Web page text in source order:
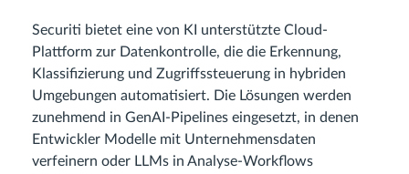
Securiti bietet eine von KI unterstützte Cloud-
Plattform zur Datenkontrolle, die die Erkennung,
Klassifizierung und Zugriffssteuerung in hybriden
Umgebungen automatisiert. Die Lösungen werden
zunehmend in GenAI-Pipelines eingesetzt, in denen
Entwickler Modelle mit Unternehmensdaten
verfeinern oder LLMs in Analyse-Workflows